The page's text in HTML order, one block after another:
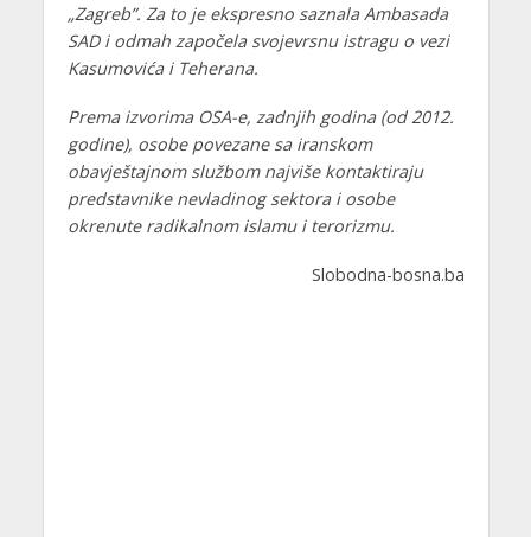
„Zagreb”. Za to je ekspresno saznala Ambasada
SAD i odmah započela svojevrsnu istragu o vezi
Kasumovića i Teherana.
Prema izvorima OSA-e, zadnjih godina (od 2012.
godine), osobe povezane sa iranskom
obavještajnom službom najviše kontaktiraju
predstavnike nevladinog sektora i osobe
okrenute radikalnom islamu i terorizmu.
Slobodna-bosna.ba